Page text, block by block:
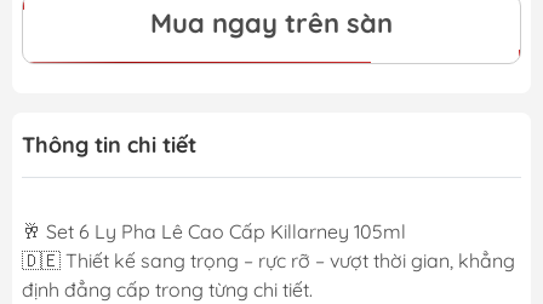
Mua ngay trên sàn
Thông tin chi tiết
🥂 Set 6 Ly Pha Lê Cao Cấp Killarney 105ml
🇩🇪 Thiết kế sang trọng – rực rỡ – vượt thời gian, khẳng
định đẳng cấp trong từng chi tiết.